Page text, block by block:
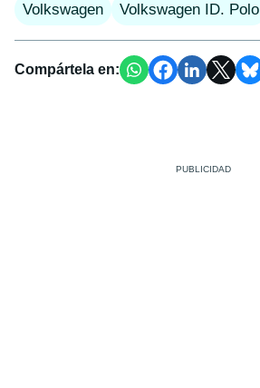
Volkswagen Volkswagen ID. Polo
Compártela en: